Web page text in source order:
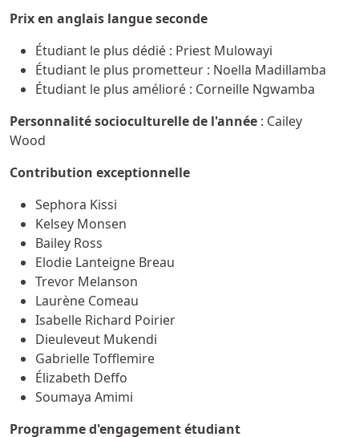
Prix en anglais langue seconde
Étudiant le plus dédié : Priest Mulowayi
Étudiant le plus prometteur : Noella Madillamba
Étudiant le plus amélioré : Corneille Ngwamba
Personnalité socioculturelle de l'année : Cailey
Wood
Contribution exceptionnelle
Sephora Kissi
Kelsey Monsen
Bailey Ross
Elodie Lanteigne Breau
Trevor Melanson
Laurène Comeau
Isabelle Richard Poirier
Dieuleveut Mukendi
Gabrielle Tofflemire
Élizabeth Deffo
Soumaya Amimi
Programme d'engagement étudiant